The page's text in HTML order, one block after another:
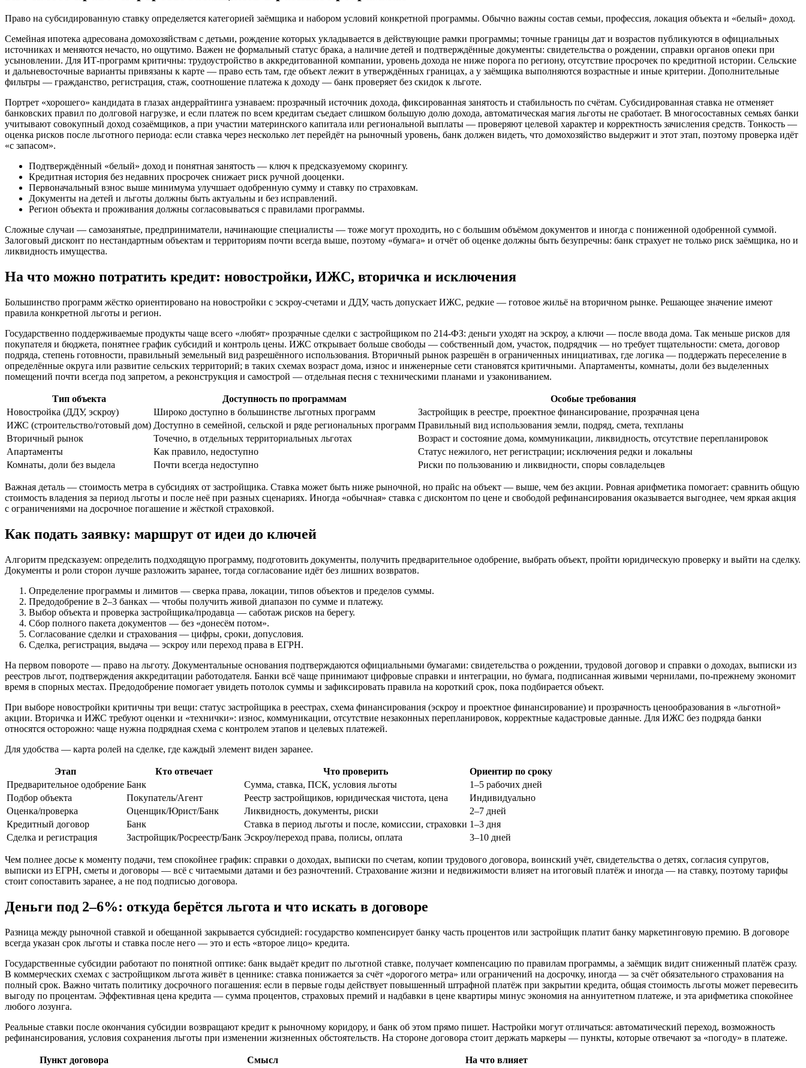
Право на субсидированную ставку определяется категорией заёмщика и набором условий конкретной программы. Обычно важны состав семьи, профессия, локация объекта и «белый» доход.
Семейная ипотека адресована домохозяйствам с детьми, рождение которых укладывается в действующие рамки программы; точные границы дат и возрастов публикуются в официальных
источниках и меняются нечасто, но ощутимо. Важен не формальный статус брака, а наличие детей и подтверждённые документы: свидетельства о рождении, справки органов опеки при
усыновлении. Для ИТ-программ критичны: трудоустройство в аккредитованной компании, уровень дохода не ниже порога по региону, отсутствие просрочек по кредитной истории. Сельские
и дальневосточные варианты привязаны к карте — право есть там, где объект лежит в утверждённых границах, а у заёмщика выполняются возрастные и иные критерии. Дополнительные
фильтры — гражданство, регистрация, стаж, соотношение платежа к доходу — банк проверяет без скидок к льготе.
Портрет «хорошего» кандидата в глазах андеррайтинга узнаваем: прозрачный источник дохода, фиксированная занятость и стабильность по счётам. Субсидированная ставка не отменяет
банковских правил по долговой нагрузке, и если платеж по всем кредитам съедает слишком большую долю дохода, автоматическая магия льготы не сработает. В многосоставных семьях банки
учитывают совокупный доход созаёмщиков, а при участии материнского капитала или региональной выплаты — проверяют целевой характер и корректность зачисления средств. Тонкость —
оценка рисков после льготного периода: если ставка через несколько лет перейдёт на рыночный уровень, банк должен видеть, что домохозяйство выдержит и этот этап, поэтому проверка идёт
«с запасом».
Подтверждённый «белый» доход и понятная занятость — ключ к предсказуемому скорингу.
Кредитная история без недавних просрочек снижает риск ручной дооценки.
Первоначальный взнос выше минимума улучшает одобренную сумму и ставку по страховкам.
Документы на детей и льготы должны быть актуальны и без исправлений.
Регион объекта и проживания должны согласовываться с правилами программы.
Сложные случаи — самозанятые, предприниматели, начинающие специалисты — тоже могут проходить, но с большим объёмом документов и иногда с пониженной одобренной суммой.
Залоговый дисконт по нестандартным объектам и территориям почти всегда выше, поэтому «бумага» и отчёт об оценке должны быть безупречны: банк страхует не только риск заёмщика, но и
ликвидность имущества.
На что можно потратить кредит: новостройки, ИЖС, вторичка и исключения
Большинство программ жёстко ориентировано на новостройки с эскроу-счетами и ДДУ, часть допускает ИЖС, редкие — готовое жильё на вторичном рынке. Решающее значение имеют
правила конкретной льготы и регион.
Государственно поддерживаемые продукты чаще всего «любят» прозрачные сделки с застройщиком по 214-ФЗ: деньги уходят на эскроу, а ключи — после ввода дома. Так меньше рисков для
покупателя и бюджета, понятнее график субсидий и контроль цены. ИЖС открывает больше свободы — собственный дом, участок, подрядчик — но требует тщательности: смета, договор
подряда, степень готовности, правильный земельный вид разрешённого использования. Вторичный рынок разрешён в ограниченных инициативах, где логика — поддержать переселение в
определённые округа или развитие сельских территорий; в таких схемах возраст дома, износ и инженерные сети становятся критичными. Апартаменты, комнаты, доли без выделенных
помещений почти всегда под запретом, а реконструкция и самострой — отдельная песня с техническими планами и узакониванием.
Тип объекта Доступность по программам
Особые требования
Новостройка (ДДУ, эскроу)
Широко доступно в большинстве льготных программ
Застройщик в реестре, проектное финансирование, прозрачная цена
ИЖС (строительство/готовый дом) Доступно в семейной, сельской и ряде региональных программ Правильный вид использования земли, подряд, смета, техпланы
Вторичный рынок
Точечно, в отдельных территориальных льготах
Возраст и состояние дома, коммуникации, ликвидность, отсутствие перепланировок
Апартаменты
Как правило, недоступно
Статус нежилого, нет регистрации; исключения редки и локальны
Комнаты, доли без выдела
Почти всегда недоступно Риски по пользованию и ликвидности, споры совладельцев
Важная деталь — стоимость метра в субсидиях от застройщика. Ставка может быть ниже рыночной, но прайс на объект — выше, чем без акции. Ровная арифметика помогает: сравнить общую
стоимость владения за период льготы и после неё при разных сценариях. Иногда «обычная» ставка с дисконтом по цене и свободой рефинансирования оказывается выгоднее, чем яркая акция
с ограничениями на досрочное погашение и жёсткой страховкой.
Как подать заявку: маршрут от идеи до ключей
Алгоритм предсказуем: определить подходящую программу, подготовить документы, получить предварительное одобрение, выбрать объект, пройти юридическую проверку и выйти на сделку.
Документы и роли сторон лучше разложить заранее, тогда согласование идёт без лишних возвратов.
Определение программы и лимитов — сверка права, локации, типов объектов и пределов суммы.
Предодобрение в 2–3 банках — чтобы получить живой диапазон по сумме и платежу.
Выбор объекта и проверка застройщика/продавца — саботаж рисков на берегу.
Сбор полного пакета документов — без «донесём потом».
Согласование сделки и страхования — цифры, сроки, допусловия.
Сделка, регистрация, выдача — эскроу или переход права в ЕГРН.
На первом повороте — право на льготу. Документальные основания подтверждаются официальными бумагами: свидетельства о рождении, трудовой договор и справки о доходах, выписки из
реестров льгот, подтверждения аккредитации работодателя. Банки всё чаще принимают цифровые справки и интеграции, но бумага, подписанная живыми чернилами, по‑прежнему экономит
время в спорных местах. Предодобрение помогает увидеть потолок суммы и зафиксировать правила на короткий срок, пока подбирается объект.
При выборе новостройки критичны три вещи: статус застройщика в реестрах, схема финансирования (эскроу и проектное финансирование) и прозрачность ценообразования в «льготной»
акции. Вторичка и ИЖС требуют оценки и «технички»: износ, коммуникации, отсутствие незаконных перепланировок, корректные кадастровые данные. Для ИЖС без подряда банки
относятся осторожно: чаще нужна подрядная схема с контролем этапов и целевых платежей.
Для удобства — карта ролей на сделке, где каждый элемент виден заранее.
Этап Кто отвечает Что проверить
Ориентир по сроку
Предварительное одобрение Банк Сумма, ставка, ПСК, условия льготы
1–5 рабочих дней
Подбор объекта
Покупатель/Агент Реестр застройщиков, юридическая чистота, цена
Индивидуально
Оценка/проверка
Оценщик/Юрист/Банк Ликвидность, документы, риски
2–7 дней
Кредитный договор
Банк Ставка в период льготы и после, комиссии, страховки 1–3 дня
Сделка и регистрация
Застройщик/Росреестр/Банк Эскроу/переход права, полисы, оплата 3–10 дней
Чем полнее досье к моменту подачи, тем спокойнее график: справки о доходах, выписки по счетам, копии трудового договора, воинский учёт, свидетельства о детях, согласия супругов,
выписки из ЕГРН, сметы и договоры — всё с читаемыми датами и без разночтений. Страхование жизни и недвижимости влияет на итоговый платёж и иногда — на ставку, поэтому тарифы
стоит сопоставить заранее, а не под подписью договора.
Деньги под 2–6%: откуда берётся льгота и что искать в договоре
Разница между рыночной ставкой и обещанной закрывается субсидией: государство компенсирует банку часть процентов или застройщик платит банку маркетинговую премию. В договоре
всегда указан срок льготы и ставка после него — это и есть «второе лицо» кредита.
Государственные субсидии работают по понятной оптике: банк выдаёт кредит по льготной ставке, получает компенсацию по правилам программы, а заёмщик видит сниженный платёж сразу.
В коммерческих схемах с застройщиком льгота живёт в ценнике: ставка понижается за счёт «дорогого метра» или ограничений на досрочку, иногда — за счёт обязательного страхования на
полный срок. Важно читать политику досрочного погашения: если в первые годы действует повышенный штрафной платёж при закрытии кредита, общая стоимость льготы может перевесить
выгоду по процентам. Эффективная цена кредита — сумма процентов, страховых премий и надбавки в цене квартиры минус экономия на аннуитетном платеже, и эта арифметика спокойнее
любого лозунга.
Реальные ставки после окончания субсидии возвращают кредит к рыночному коридору, и банк об этом прямо пишет. Настройки могут отличаться: автоматический переход, возможность
рефинансирования, условия сохранения льготы при изменении жизненных обстоятельств. На стороне договора стоит держать маркеры — пункты, которые отвечают за «погоду» в платеже.
Пункт договора Смысл
На что влияет